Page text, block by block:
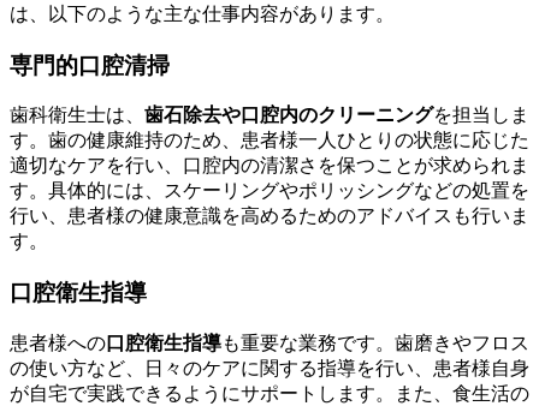
は、以下のような主な仕事内容があります。
専門的口腔清掃
歯科衛生士は、 歯石除去や口腔内のクリーニングを担当しま
す。歯の健康維持のため、患者様一人ひとりの状態に応じた
適切なケアを行い、口腔内の清潔さを保つことが求められま
す。具体的には、スケーリングやポリッシングなどの処置を
行い、患者様の健康意識を高めるためのアドバイスも行いま
す。
口腔衛生指導
患者様への口腔衛生指導も重要な業務です。歯磨きやフロス
の使い方など、日々のケアに関する指導を行い、患者様自身
が自宅で実践できるようにサポートします。また、食生活の